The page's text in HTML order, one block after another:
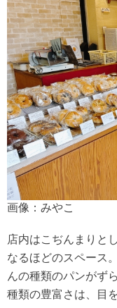
画像：みやこ
店内はこぢんまりと
なるほどのスペース
んの種類のパンがず
種類の豊富さは、目